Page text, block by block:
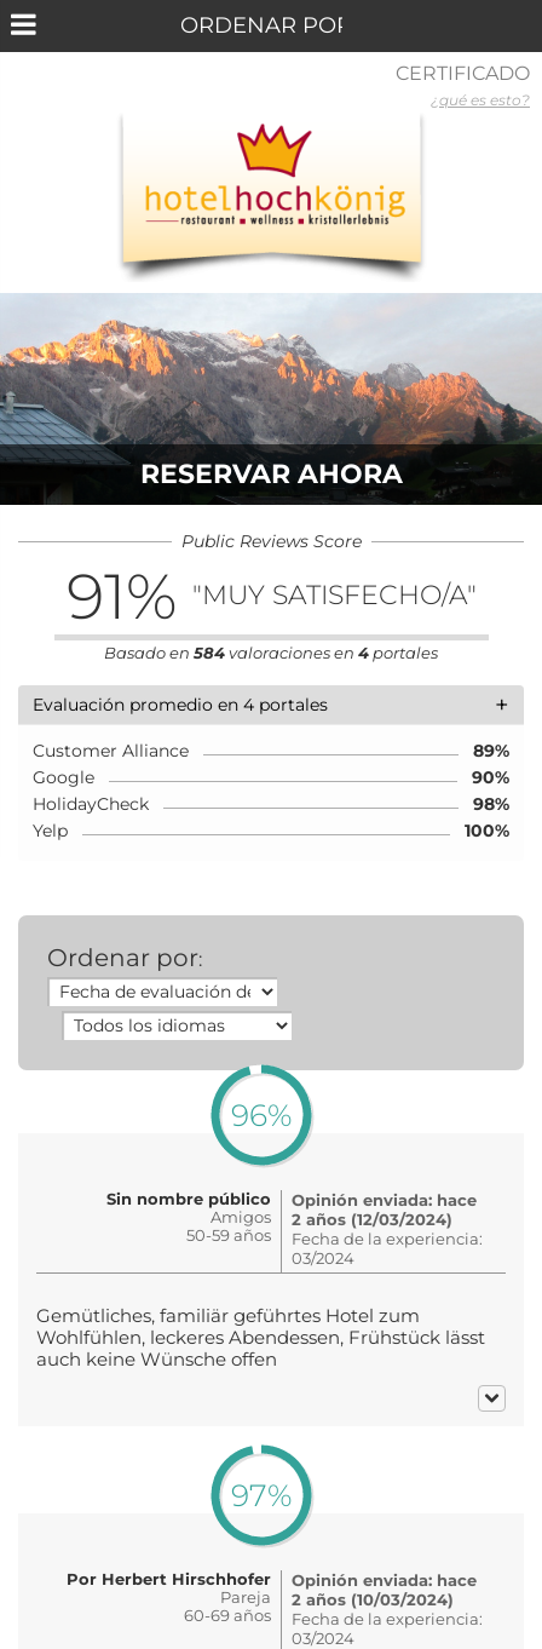
RESERVAR AHORA
Public Reviews Score
91% "MUY SATISFECHO/A"
Basado en 584valoraciones en 4 portales
+
Evaluación promedio en 4 portales
Customer Alliance
89%
Google
90%
HolidayCheck
98%
Yelp
100%
Ordenar por:
96%
Sin nombre público
Amigos
50-59 años
Opinión enviada: hace
2 años (12/03/2024)
Fecha de la experiencia:
03/2024
Gemütliches, familiär geführtes Hotel zum
Wohlfühlen, leckeres Abendessen, Frühstück lässt
auch keine Wünsche offen
97%
Por Herbert Hirschhofer
Pareja
60-69 años
Opinión enviada: hace
2 años (10/03/2024)
Fecha de la experiencia:
03/2024
CERTIFICADO
¿qué es esto?